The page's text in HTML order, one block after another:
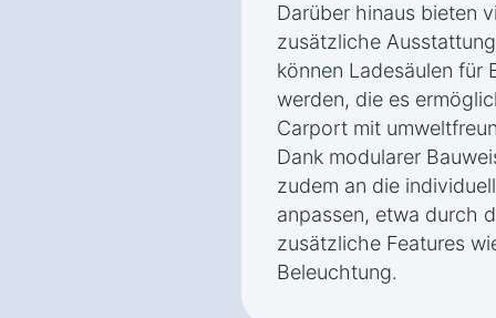
Darüber hinaus bieten
zusätzliche
können Ladesäulen für
werden, die es
Carport mit
Dank modularer
zudem an die
anpassen, etwa durch
zusätzliche Features
Beleuchtung.